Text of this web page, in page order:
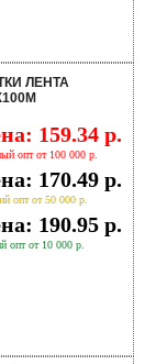
ЛЕНТА
159.34 р.
опт от 100 000 р.
170.49 р.
опт от 50 000 р.
190.95 р.
опт от 10 000 р.